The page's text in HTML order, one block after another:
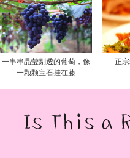
一串串晶莹剔透的葡萄，像
一颗颗宝石挂在藤
正